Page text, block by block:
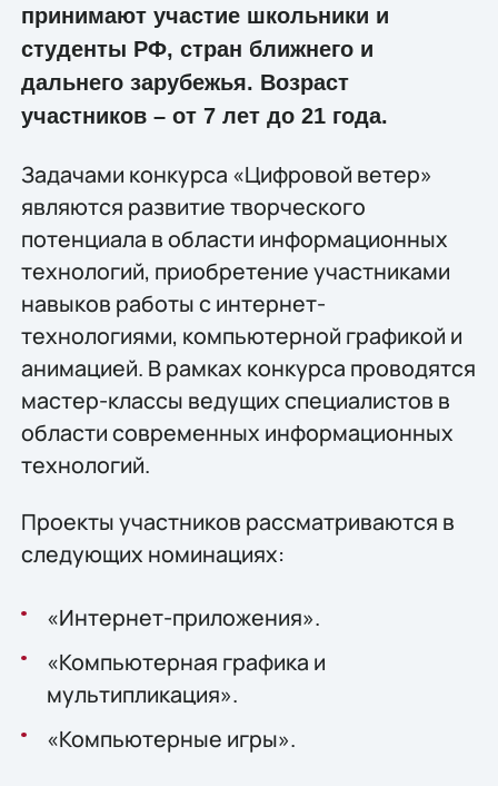
принимают участие школьники и
студенты РФ, стран ближнего и
дальнего зарубежья. Возраст
участников – от 7 лет до 21 года.
Задачами конкурса «Цифровой ветер»
являются развитие творческого
потенциала в области информационных
технологий, приобретение участниками
навыков работы с интернет-
технологиями, компьютерной графикой и
анимацией. В рамках конкурса проводятся
мастер-классы ведущих специалистов в
области современных информационных
технологий.
Проекты участников рассматриваются в
следующих номинациях:
«Интернет-приложения».
«Компьютерная графика и
мультипликация».
«Компьютерные игры».